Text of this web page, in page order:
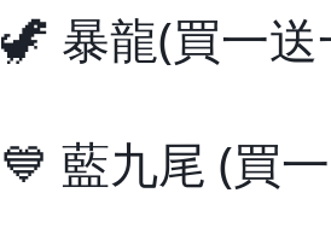
🦖 暴龍(買一
💙 藍九尾 (買